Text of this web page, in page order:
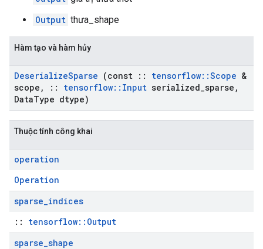
Output thưa_shape
Hàm tạo và hàm hủy
DeserializeSparse (const :: tensorflow::Scope &
scope , :: tensorflow:: Input serialized sparse ,
DataType dtype)
Thuộc tính công khai
operation
Operation
sparse_indices
:: tensorflow::Output
sparse_shape